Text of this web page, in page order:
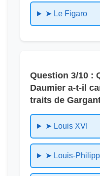
➤ Le Figaro
Question 3/10 :
Daumier a-t-il
traits de
➤ Louis XVI
➤ Louis-